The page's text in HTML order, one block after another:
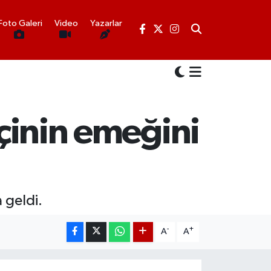
Foto Galeri Video Yazarlar
emeğini
geldi.
A- A+